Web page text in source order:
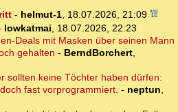
- helmut-1, 18.07.2026, 21:09
lowkatmai, 18.07.2026, 22:23
Deals mit Masken über seinen Mann
gehalten - BerndBorchert,
sollten keine Töchter haben dürfen:
fast vorprogrammiert. - neptun,